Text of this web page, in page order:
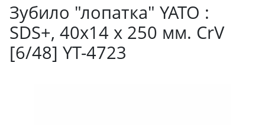
Зубило "лопатка" YATO :
SDS+, 40х14 x 250 мм. CrV
[6/48] YT-4723